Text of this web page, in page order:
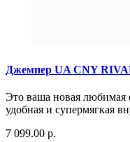
Джемпер UA CNY
Это ваша новая любимая
удобная и супермягкая
7 099.00 р.